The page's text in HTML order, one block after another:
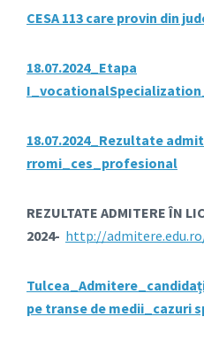
CESA 113 care provin din
18.07.2024_Etapa
18.07.2024_Rezultate
rromi_ces_profesional
REZULTATE ADMITERE ÎN
2024- http://
pe transe de medii_cazuri